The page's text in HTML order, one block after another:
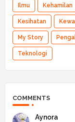
Ilmu Kehamilan
Kesihatan
My Story
Teknologi
COMMENTS
Aynora